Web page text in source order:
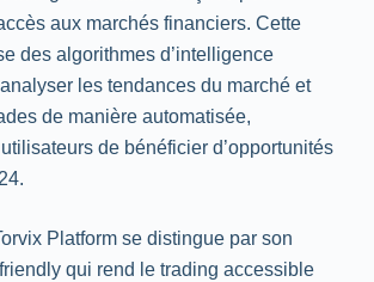
aux marchés financiers. Cette
des algorithmes d’intelligence
les tendances du marché et
de manière automatisée,
de bénéficier d’opportunités
Platform se distingue par son
qui rend le trading accessible